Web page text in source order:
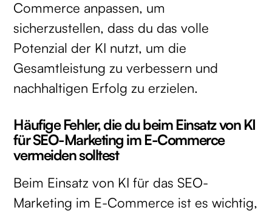
Commerce anpassen, um
sicherzustellen, dass du das volle
Potenzial der KI nutzt, um die
Gesamtleistung zu verbessern und
nachhaltigen Erfolg zu erzielen.
Häufige Fehler, die du beim Einsatz von KI
für SEO-Marketing im E-Commerce
vermeiden solltest
Beim Einsatz von KI für das SEO-
Marketing im E-Commerce ist es wichtig,